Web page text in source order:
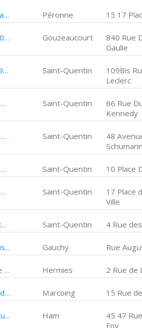
Crédit Agricole Péronne 15 17 Place Louis Daudré
Péronne 15 17
Crédit Agricole Gouzeaucourt 840 Rue Du Général de Gaulle Gouzeaucourt
840 Rue
Gaulle
Crédit Agricole Saint-Quentin 109Bis Rue Du Général Leclerc Saint-Quentin
109Bis
Leclerc
Crédit Agricole Saint-Quentin 66 Rue Du Président Kennedy Saint-Quentin
66 Rue
Kennedy
Crédit Agricole Saint-Quentin 48 Avenue Robert Schumann Saint-Quentin
48
Schumann
Crédit Agricole Saint-Quentin 10 Place Dufour denelle Saint-Quentin 10 Place
Crédit Agricole Saint-Quentin 17 Place de L'hôtel de Ville Saint-Quentin
17 Place
Ville
Crédit Agricole Saint-Quentin 4 Rue des Suzannes Saint-Quentin 4 Rue
Crédit Agricole Gauchy Rue Auguste delaune Gauchy Rue
Crédit Agricole Hermies 2 Rue de L'eglise Hermies 2 Rue de
Crédit Agricole Marcoing 15 Rue de La République Marcoing 15 Rue
Crédit Agricole Ham 45 47 Rue Du Général Foy Ham
45 47
Foy